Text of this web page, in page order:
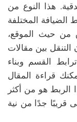
هذا النوع من
الضيافة المختلفة
من حيث الموقع،
التنقل بين مقالات
القسم وبناء
قراءة المقال
الربط هو من أكثر
قريبًا جدًا من نية